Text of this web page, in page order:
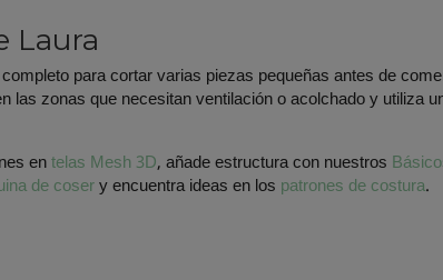
Laura
para cortar varias piezas pequeñas antes de
las zonas que necesitan ventilación o acolchado y utiliza
entelas Mesh 3D, añade estructura con nuestros
de cosery encuentra ideas en los patrones de costura.